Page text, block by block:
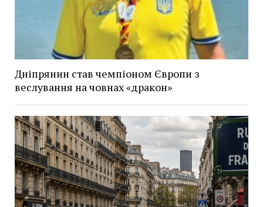
Дніпрянин став чемпіоном Європи з
веслування на човнах «дракон»